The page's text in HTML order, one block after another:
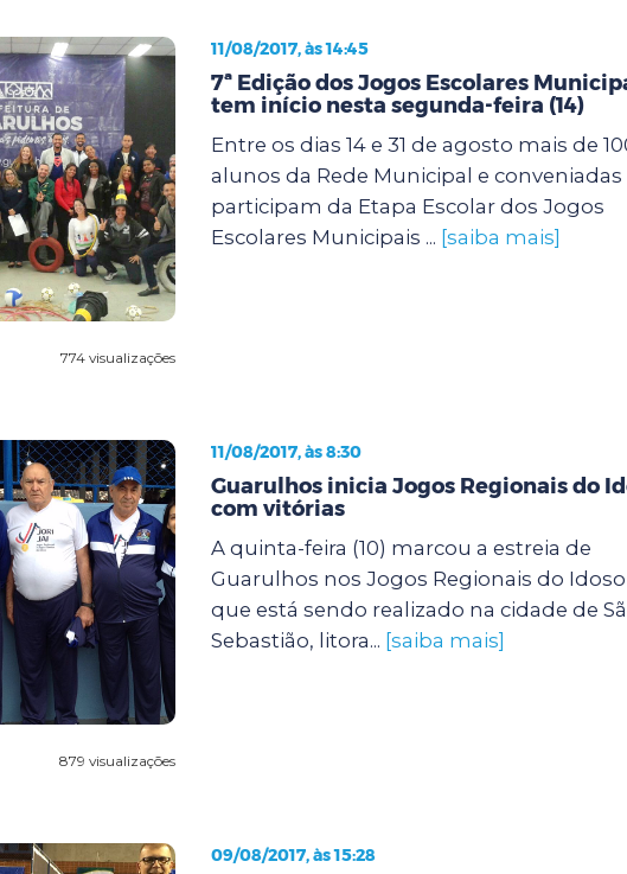
774 visualizações
11/08/2017, às 14:45
7ª Edição dos Jogos Escolares
tem início nesta segunda-feira (14)
Entre os dias 14 e 31 de agosto mais de
alunos da Rede Municipal e conveniadas
participam da Etapa Escolar dos Jogos
Escolares Municipais ... [saiba mais]
879 visualizações
11/08/2017, às 8:30
Guarulhos inicia Jogos Regionais do
com vitórias
A quinta-feira (10) marcou a estreia de
Guarulhos nos Jogos Regionais do Idoso
que está sendo realizado na cidade de
Sebastião, litora... [saiba mais]
09/08/2017, às 15:28